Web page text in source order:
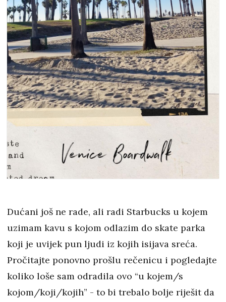
Dućani još ne rade, ali radi Starbucks u kojem
uzimam kavu s kojom odlazim do skate parka
koji je uvijek pun ljudi iz kojih isijava sreća.
Pročitajte ponovno prošlu rečenicu i pogledajte
koliko loše sam odradila ovo “u kojem/s
kojom/koji/kojih” - to bi trebalo bolje riješit da